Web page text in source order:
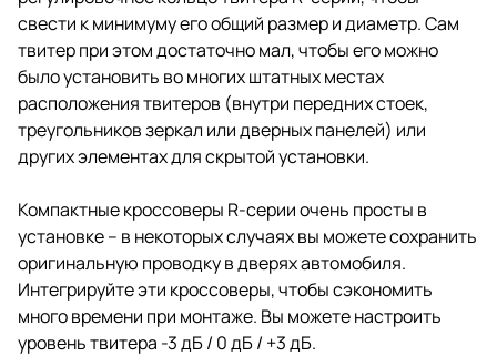
свести к минимуму его общий размер и диаметр. Сам
твитер при этом достаточно мал, чтобы его можно
было установить во многих штатных местах
расположения твитеров (внутри передних стоек,
треугольников зеркал или дверных панелей) или
других элементах для скрытой установки.
Компактные кроссоверы R-серии очень просты в
установке – в некоторых случаях вы можете сохранить
оригинальную проводку в дверях автомобиля.
Интегрируйте эти кроссоверы, чтобы сэкономить
много времени при монтаже. Вы можете настроить
уровень твитера -3 дБ / 0 дБ / +3 дБ.